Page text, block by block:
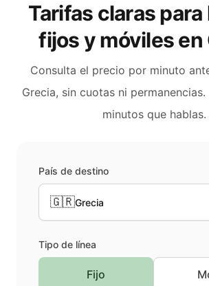
Tarifas claras para
fijos y móviles en
Consulta el precio por minuto
Grecia, sin cuotas ni
minutos que hablas.
País de destino
🇬🇷Grecia
Tipo de línea
Fijo